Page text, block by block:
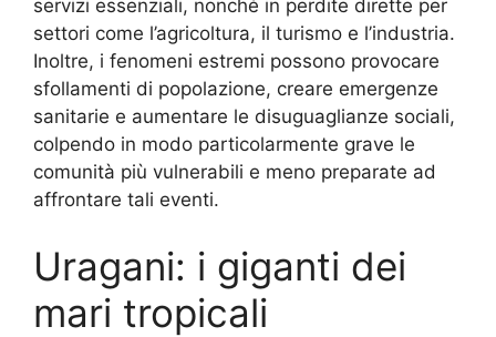
servizi essenziali, nonché in perdite dirette per
settori come l’agricoltura, il turismo e l’industria.
Inoltre, i fenomeni estremi possono provocare
sfollamenti di popolazione, creare emergenze
sanitarie e aumentare le disuguaglianze sociali,
colpendo in modo particolarmente grave le
comunità più vulnerabili e meno preparate ad
affrontare tali eventi.
Uragani: i giganti dei
mari tropicali